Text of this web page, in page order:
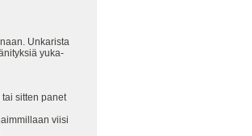
Unkarista
yuka-
sitten panet
viisi